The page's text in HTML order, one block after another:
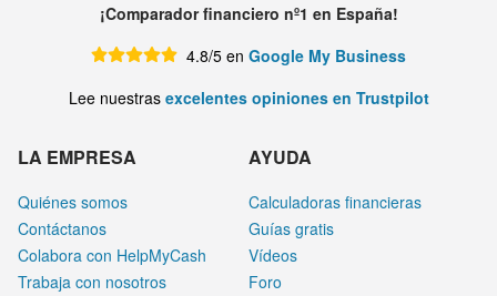
¡Comparador financiero nº1 en España!
4.8/5 en Google My Business
Lee nuestras excelentes opiniones en Trustpilot
LA EMPRESA
Quiénes somos
Contáctanos
Colabora con HelpMyCash
Trabaja con nosotros
AYUDA
Calculadoras financieras
Guías gratis
Vídeos
Foro